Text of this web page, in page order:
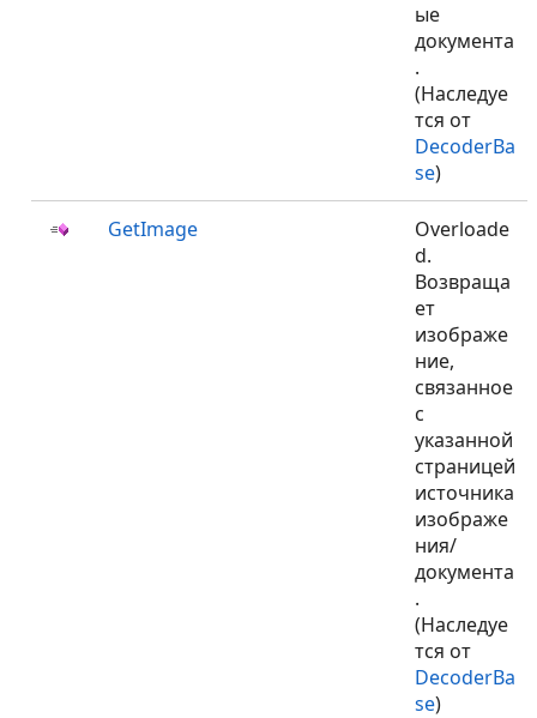
ые
документа
.
(Наследуе
тся от
DecoderBa
se)
GetImage
Overloade
d.
Возвраща
ет
изображе
ние,
связанное
с
указанной
страницей
источника
изображе
ния/
документа
.
(Наследуе
тся от
DecoderBa
se)